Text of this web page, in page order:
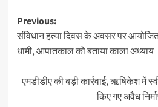
Post
navigation
Previous:
संविधान हत्या दिवस के अवसर पर
धामी, आपातकाल को बताया काला अध्याय
एमडीडीए की बड़ी कार्रवाई, ऋषिकेश में
किए गए अवैध